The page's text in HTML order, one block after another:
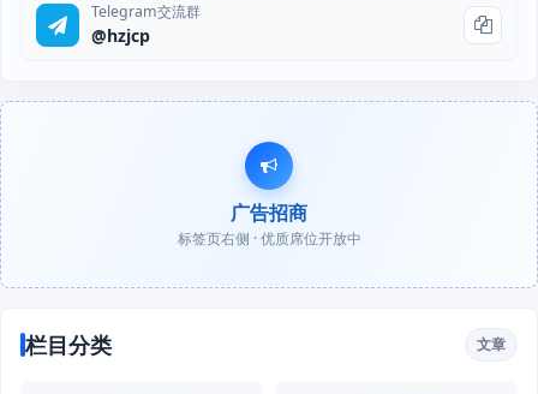
Telegram交流群
@hzjcp
广告招商
标签页右侧 · 优质席位开放中
栏目分类 文章